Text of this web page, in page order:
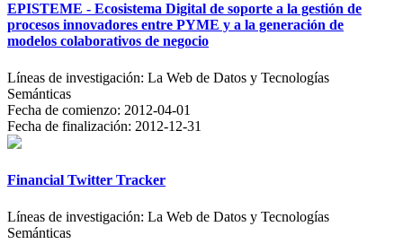
EPISTEME - Ecosistema Digital de soporte a la gestión de
procesos innovadores entre PYME y a la generación de
modelos colaborativos de negocio
Líneas de investigación: La Web de Datos y Tecnologías
Semánticas
Fecha de comienzo: 2012-04-01
Fecha de finalización: 2012-12-31
Financial Twitter Tracker
Líneas de investigación: La Web de Datos y Tecnologías
Semánticas